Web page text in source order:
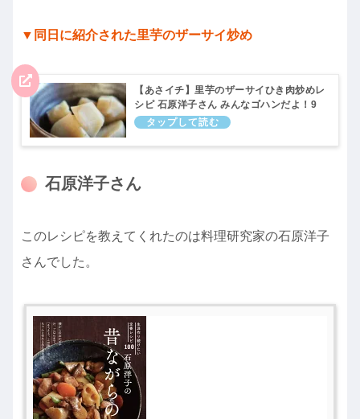
▼同日に紹介された里芋のザーサイ炒め
【あさイチ】里芋のザーサイひき肉炒めレ
シピ 石原洋子さん みんなゴハンだよ！9
月19日
石原洋子さん
このレシピを教えてくれたのは料理研究家の石原洋子
さんでした。